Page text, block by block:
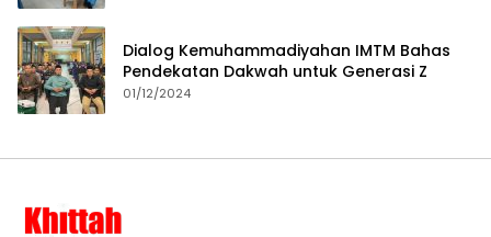
Dialog Kemuhammadiyahan IMTM Bahas
Pendekatan Dakwah untuk Generasi Z
01/12/2024